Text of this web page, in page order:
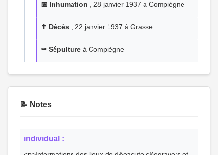
📅 Inhumation , 28 janvier 1937 à Compiègne
✝️ Décès , 22 janvier 1937 à Grasse
⚰️ Sépulture à Compiègne
📝 Notes
individual :